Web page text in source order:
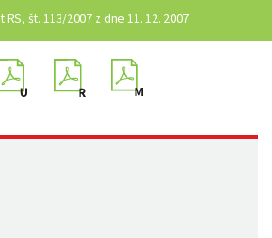
RS, št. 113/2007 z dne 11. 12. 2007